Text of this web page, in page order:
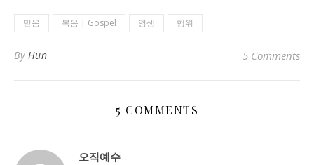
믿음 복음 | Gospel 영생 행위
By Hun 5 Comments
5 COMMENTS
오직예수